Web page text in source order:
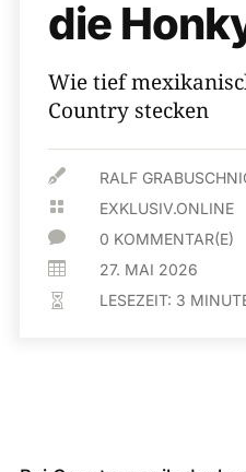
die
Wie tief
Country stecken
 RALF
 EXKLUSIV.ONLINE
 0 KOMMENTAR(E)
 27. MAI 2026
 LESEZEIT: 3